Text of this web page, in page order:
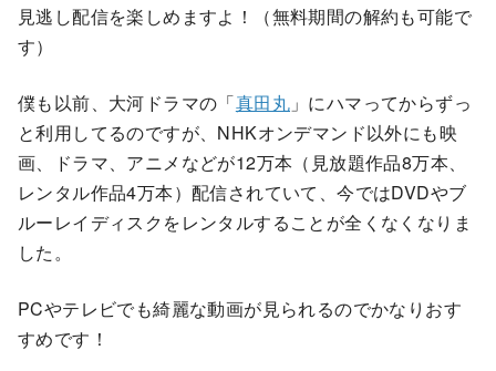
見逃し配信を楽しめますよ！（無料期間の解約も可能で
す）
僕も以前、大河ドラマの「真田丸 」にハマってからずっ
と利用してるのですが、NHKオンデマンド以外にも映
画、ドラマ、アニメなどが12万本（見放題作品8万本、
レンタル作品4万本）配信されていて、今ではDVDやブ
ルーレイディスクをレンタルすることが全くなくなりま
した。
PCやテレビでも綺麗な動画が見られるのでかなりおす
すめです！